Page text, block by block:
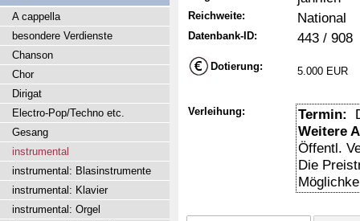
Reichweite: National
Datenbank-ID: 443 / 908
Dotierung: 5.000 EUR
Verleihung: Termin:
Weitere
Öffentl.
Die
A cappella
besondere Verdienste
Chanson
Chor
Dirigat
Electro-Pop/Techno etc.
Gesang
instrumental
instrumental: Blasinstrumente
instrumental: Klavier
instrumental: Orgel